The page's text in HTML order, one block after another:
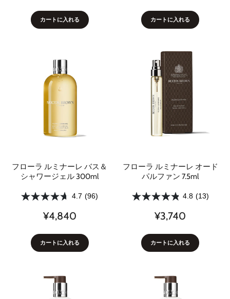
カートに入れる カートに入れる
フローラ ルミナーレ バス＆
シャワージェル 300ml
4.7 (96)
¥4,840
カートに入れる
フローラ ルミナーレ オード
パルファン 7.5ml
4.8 (13)
¥3,740
カートに入れる